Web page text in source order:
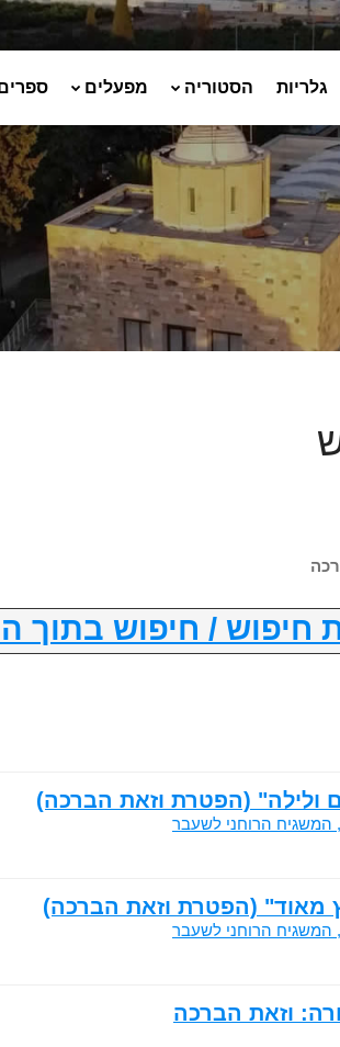
גלריות הסטוריה מפעלים
חיפוש / חיפוש בתוך
ולילה" (הפטרת וזאת הברכה)
המשגיח הרוחני לשעבר
מאוד" (הפטרת וזאת הברכה)
המשגיח הרוחני לשעבר
וזאת הברכה